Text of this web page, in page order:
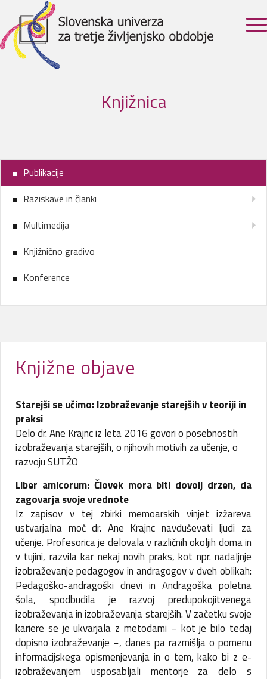
Knjižnica
Publikacije
Raziskave in članki
Multimedija
Knjižnično gradivo
Konference
Knjižne objave
Starejši se učimo: Izobraževanje starejših v teoriji in
praksi
Delo dr. Ane Krajnc iz leta 2016 govori o posebnostih
izobraževanja starejših, o njihovih motivih za učenje, o
razvoju SUTŽO
Liber amicorum: Človek mora biti dovolj drzen, da
zagovarja svoje vrednote
Iz zapisov v tej zbirki memoarskih vinjet izžareva
ustvarjalna moč dr. Ane Krajnc navduševati ljudi za
učenje. Profesorica je delovala v različnih okoljih doma in
v tujini, razvila kar nekaj novih praks, kot npr. nadaljnje
izobraževanje pedagogov in andragogov v dveh oblikah:
Pedagoško-andragoški dnevi in Andragoška poletna
šola, spodbudila je razvoj predupokojitvenega
izobraževanja in izobraževanja starejših. V začetku svoje
kariere se je ukvarjala z metodami − kot je bilo tedaj
dopisno izobraževanje −, danes pa razmišlja o pomenu
informacijskega opismenjevanja in o tem, kako bi z e-
izobraževanjem usposabljali mentorje za delo s